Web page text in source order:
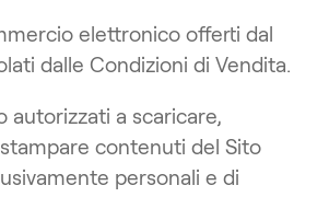
elettronico offerti dal
dalle Condizioni di Vendita.
autorizzati a scaricare,
contenuti del Sito
personali e di